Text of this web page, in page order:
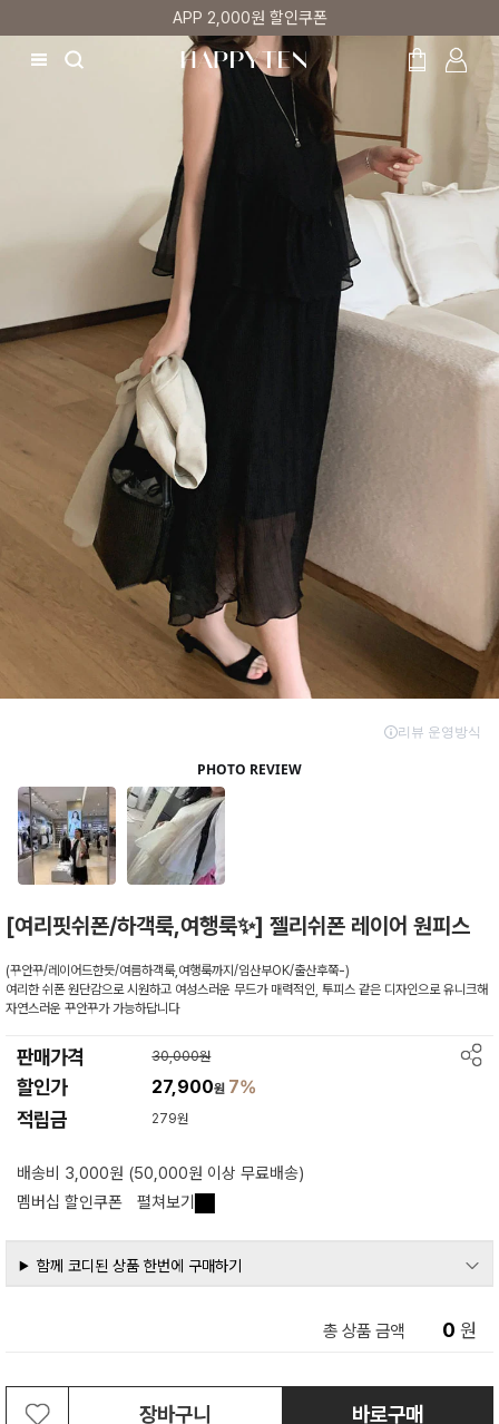
APP 2,000원 할인쿠폰
[여리핏쉬폰/하객룩,여행룩✨] 젤리쉬폰 레이어 원피스
(꾸안꾸/레이어드한듯/여름하객룩,여행룩까지/임산부OK/출산후쭉-)
여리한 쉬폰 원단감으로 시원하고 여성스러운 무드가 매력적인, 투피스 같은 디자인으로 유니크해
자연스러운 꾸안꾸가 가능하답니다
판매가격 30,000원
할인가 27,900원 7%
적립금 279원
배송비 3,000원 (50,000원 이상 무료배송)
멤버십 할인쿠폰
펼쳐보기
함께 코디된 상품 한번에 구매하기
총 상품 금액 0 원
장바구니 바로구매